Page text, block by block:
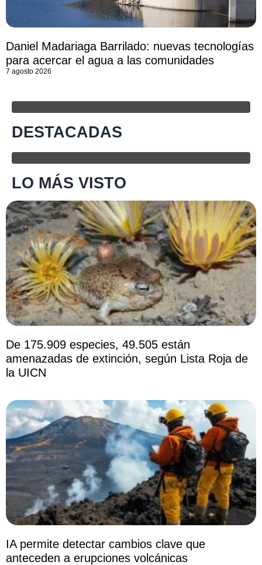
Daniel Madariaga Barrilado: nuevas tecnologías
para acercar el agua a las comunidades
7 agosto 2026
DESTACADAS
LO MÁS VISTO
De 175.909 especies, 49.505 están
amenazadas de extinción, según Lista Roja de
la UICN
IA permite detectar cambios clave que
anteceden a erupciones volcánicas